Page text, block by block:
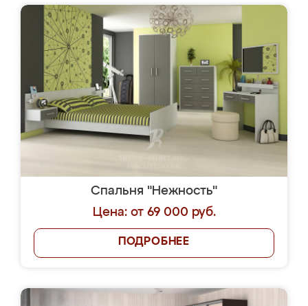
Спальня "Нежность"
Цена: от 69 000 руб.
ПОДРОБНЕЕ